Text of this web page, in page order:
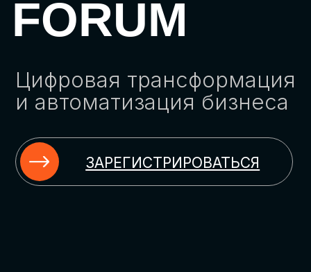
ЗАРЕГИСТРИРОВАТЬСЯ
ИСКУССТВЕННЫЙ ИНТЕЛЛЕКТ
ЦИФРОВИЗАЦИЯ
ИМПОРТОЗАМЕЩЕНИЕ